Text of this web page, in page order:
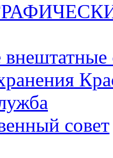
совет